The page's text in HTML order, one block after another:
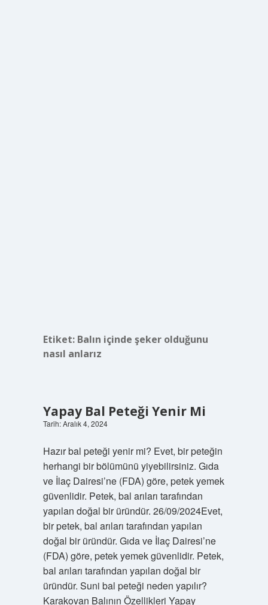
Etiket: Balın içinde şeker olduğunu
nasıl anlarız
Yapay Bal Peteği Yenir Mi
Tarih: Aralık 4, 2024
Hazır bal peteği yenir mi? Evet, bir peteğin
herhangi bir bölümünü yiyebilirsiniz. Gıda
ve İlaç Dairesi’ne (FDA) göre, petek yemek
güvenlidir. Petek, bal arıları tarafından
yapılan doğal bir üründür. 26/09/2024Evet,
bir petek, bal arıları tarafından yapılan
doğal bir üründür. Gıda ve İlaç Dairesi’ne
(FDA) göre, petek yemek güvenlidir. Petek,
bal arıları tarafından yapılan doğal bir
üründür. Suni bal peteği neden yapılır?
Karakovan Balının Özellikleri Yapay